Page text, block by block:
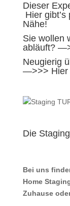
Dieser
Hier
Nähe!
Sie wollen
abläuft?
Neugierig
—>>> Hier
Die
Bei uns
Home
Zuhause